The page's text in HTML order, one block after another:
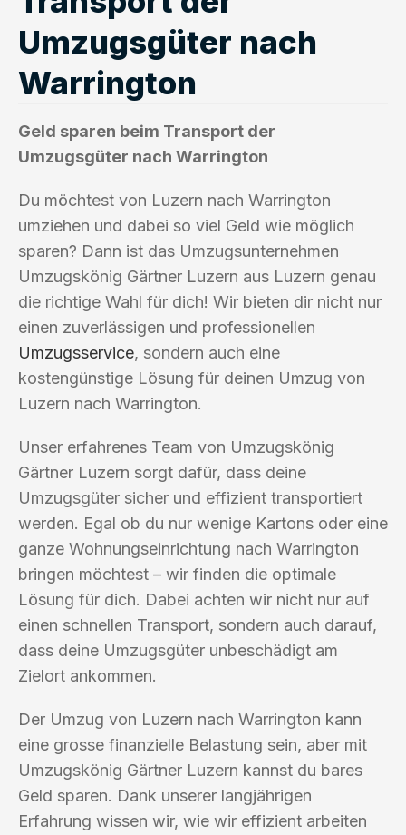
Umzugsgüter nach
Warrington
Geld sparen beim Transport der
Umzugsgüter nach Warrington
Du möchtest von Luzern nach Warrington
umziehen und dabei so viel Geld wie möglich
sparen? Dann ist das Umzugsunternehmen
Umzugskönig Gärtner Luzern aus Luzern genau
die richtige Wahl für dich! Wir bieten dir nicht nur
einen zuverlässigen und professionellen
Umzugsservice, sondern auch eine
kostengünstige Lösung für deinen Umzug von
Luzern nach Warrington.
Unser erfahrenes Team von Umzugskönig
Gärtner Luzern sorgt dafür, dass deine
Umzugsgüter sicher und effizient transportiert
werden. Egal ob du nur wenige Kartons oder eine
ganze Wohnungseinrichtung nach Warrington
bringen möchtest – wir finden die optimale
Lösung für dich. Dabei achten wir nicht nur auf
einen schnellen Transport, sondern auch darauf,
dass deine Umzugsgüter unbeschädigt am
Zielort ankommen.
Der Umzug von Luzern nach Warrington kann
eine grosse finanzielle Belastung sein, aber mit
Umzugskönig Gärtner Luzern kannst du bares
Geld sparen. Dank unserer langjährigen
Erfahrung wissen wir, wie wir effizient arbeiten